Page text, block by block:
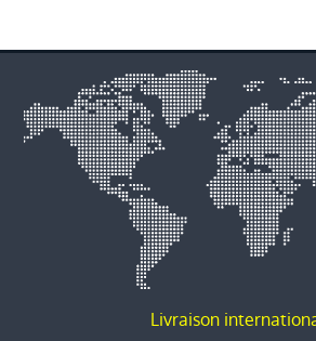
Livraison